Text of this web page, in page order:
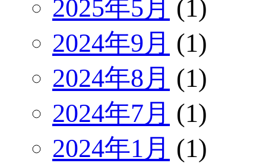
2025年5月 (1)
2024年9月 (1)
2024年8月 (1)
2024年7月 (1)
2024年1月 (1)